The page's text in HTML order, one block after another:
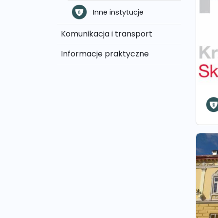
Inne instytucje
Komunikacja i transport
Informacje praktyczne